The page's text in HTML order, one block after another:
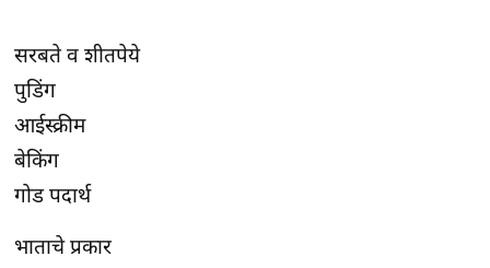
सरबते व शीतपेये
पुडिंग
आईस्क्रीम
बेकिंग
गोड पदार्थ
भाताचे प्रकार